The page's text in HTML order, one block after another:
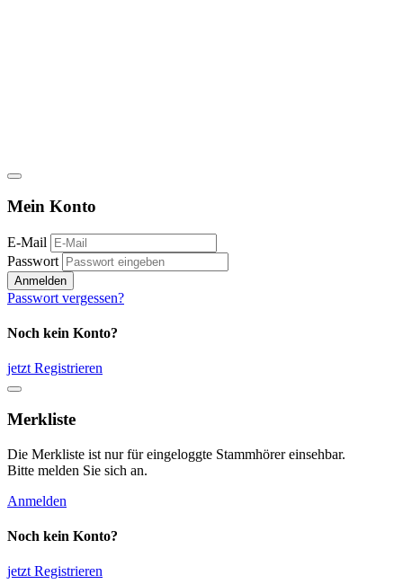
Mein Konto
E-Mail
Passwort
Anmelden
Passwort vergessen?
Noch kein Konto?
jetzt Registrieren
Merkliste
Die Merkliste ist nur für eingeloggte Stammhörer einsehbar.
Bitte melden Sie sich an.
Anmelden
Noch kein Konto?
jetzt Registrieren